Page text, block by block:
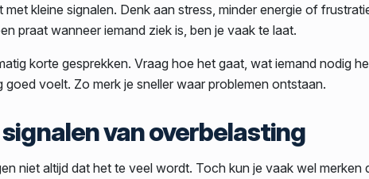
met kleine signalen. Denk aan stress, minder energie of
praat wanneer iemand ziek is, ben je vaak te laat.
korte gesprekken. Vraag hoe het gaat, wat iemand nodig
voelt. Zo merk je sneller waar problemen ontstaan.
signalen van overbelasting
niet altijd dat het te veel wordt. Toch kun je vaak wel merken